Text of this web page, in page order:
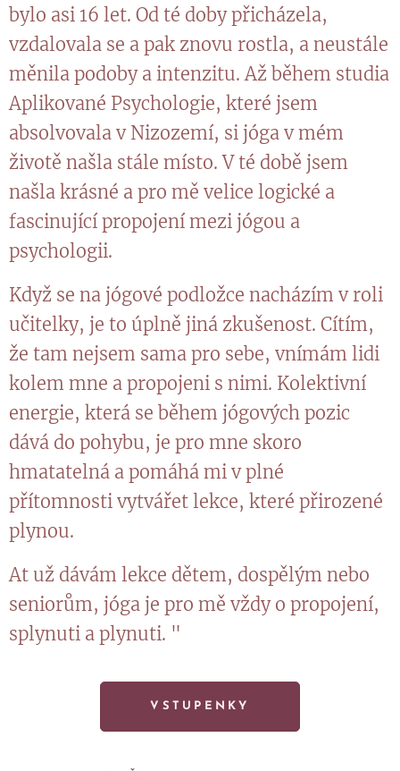
bylo asi 16 let. Od té doby přicházela,
vzdalovala se a pak znovu rostla, a neustále
měnila podoby a intenzitu. Až během studia
Aplikované Psychologie, které jsem
absolvovala v Nizozemí, si jóga v mém
životě našla stále místo. V té době jsem
našla krásné a pro mě velice logické a
fascinující propojení mezi jógou a
psychologii.
Když se na jógové podložce nacházím v roli
učitelky, je to úplně jiná zkušenost. Cítím,
že tam nejsem sama pro sebe, vnímám lidi
kolem mne a propojeni s nimi. Kolektivní
energie, která se během jógových pozic
dává do pohybu, je pro mne skoro
hmatatelná a pomáhá mi v plné
přítomnosti vytvářet lekce, které přirozené
plynou.
At už dávám lekce dětem, dospělým nebo
seniorům, jóga je pro mě vždy o propojení,
splynuti a plynuti. "
VSTUPENKY